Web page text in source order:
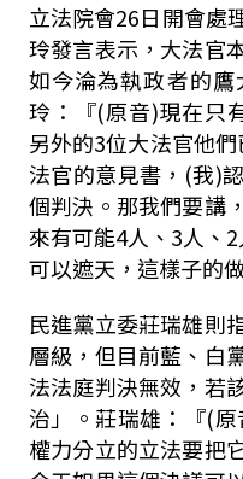
立法院會26日開會處
玲發言表示，大法官
如今淪為執政者的
玲：『(原音)現在只
另外的3位大法官他
法官的意見書，(我)
個判決。那我們要講
來有可能4人、3人、
可以遮天，這樣子的
民進黨立委莊瑞雄則
層級，但目前藍、白
法法庭判決無效，若
治」。莊瑞雄：『(
權力分立的立法要把